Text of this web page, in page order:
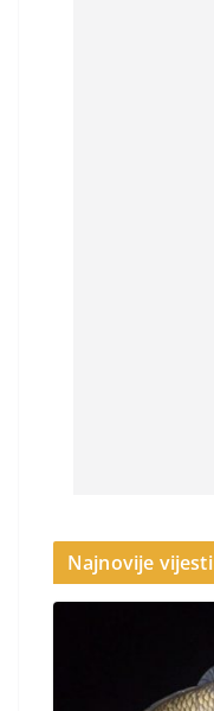
Najnovije vijesti